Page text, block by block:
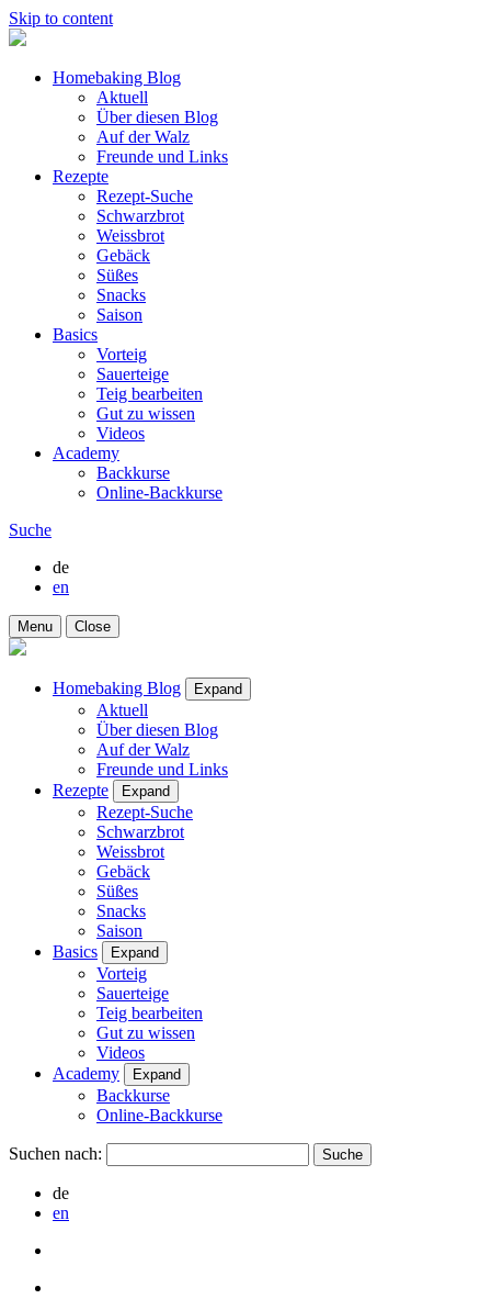
Skip to content
Homebaking Blog
Aktuell
Über diesen Blog
Auf der Walz
Freunde und Links
Rezepte
Rezept-Suche
Schwarzbrot
Weissbrot
Gebäck
Süßes
Snacks
Saison
Basics
Vorteig
Sauerteige
Teig bearbeiten
Gut zu wissen
Videos
Academy
Backkurse
Online-Backkurse
Suche
de
en
Menu Close
Homebaking Blog Expand
Aktuell
Über diesen Blog
Auf der Walz
Freunde und Links
Rezepte
Expand
Rezept-Suche
Schwarzbrot
Weissbrot
Gebäck
Süßes
Snacks
Saison
Basics
Expand
Vorteig
Sauerteige
Teig bearbeiten
Gut zu wissen
Videos
Academy
Expand
Backkurse
Online-Backkurse
Suchen nach:
de
en